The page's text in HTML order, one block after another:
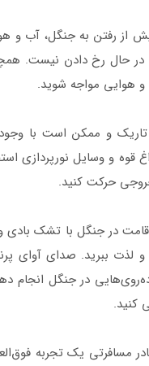
از رفتن به جنگل، آب و
حال رخ دادن نیست.
و هوایی مواجه شوید.
و ممکن است با
و وسایل نورپردازی
حرکت کنید.
در جنگل با تشک بادی
و لذت ببرید. صدای آوای
در جنگل انجام
کنید.
مسافرتی یک تجربه